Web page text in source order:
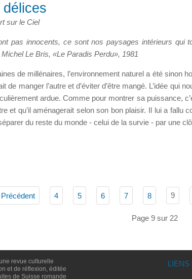
sur le Ciel
pas innocents, ce sont nos paysages intérieurs qui
Michel Le Bris, «Le Paradis Perdu», 1981
de millénaires, l’environnement naturel a été sinon
de manger l’autre et d’éviter d’être mangé. L’idée qui
ardue. Comme pour montrer sa puissance,
et qu’il aménagerait selon son bon plaisir. Il lui a fallu
du reste du monde - celui de la survie - par une
Précédent 4 5 6 7 8 9
Page 9 sur 22
revue culturelle
et de réflexion, éditée
de Suisse romande
LIENS